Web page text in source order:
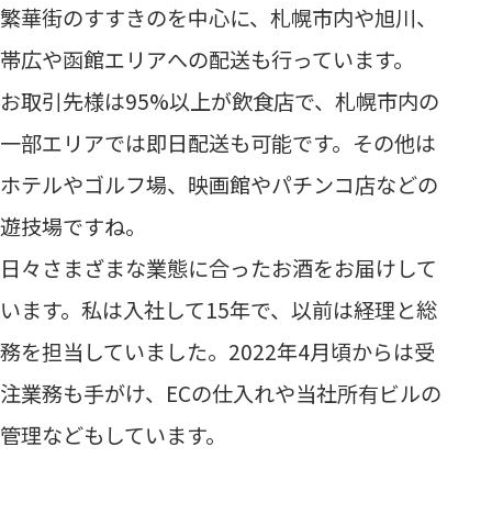
繁華街のすすきのを中心に、札幌市内や旭川、
帯広や函館エリアへの配送も行っています。
お取引先様は95%以上が飲食店で、札幌市内の
一部エリアでは即日配送も可能です。その他は
ホテルやゴルフ場、映画館やパチンコ店などの
遊技場ですね。
日々さまざまな業態に合ったお酒をお届けして
います。私は入社して15年で、以前は経理と総
務を担当していました。2022年4月頃からは受
注業務も手がけ、ECの仕入れや当社所有ビルの
管理などもしています。